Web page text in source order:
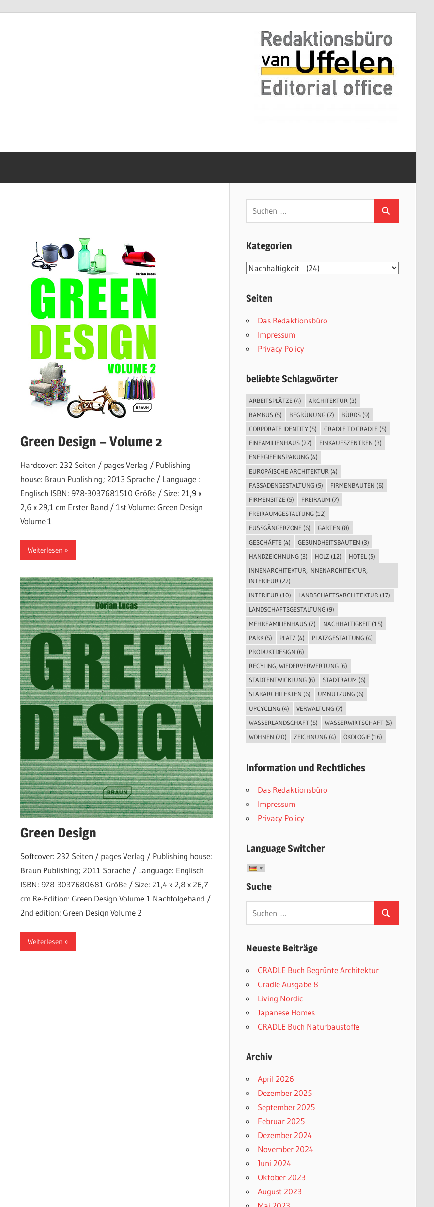
Green Design – Volume 2
Hardcover: 232 Seiten / pages Verlag / Publishing
house: Braun Publishing; 2013 Sprache / Language :
Englisch ISBN: 978-3037681510 Größe / Size: 21,9 x
2,6 x 29,1 cm Erster Band / 1st Volume: Green Design
Volume 1
Weiterlesen
Green Design
Softcover: 232 Seiten / pages Verlag / Publishing house:
Braun Publishing; 2011 Sprache / Language: Englisch
ISBN: 978-3037680681 Größe / Size: 21,4 x 2,8 x 26,7
cm Re-Edition: Green Design Volume 1 Nachfolgeband /
2nd edition: Green Design Volume 2
Weiterlesen
Suchen
nach:
Suchen
Kategorien
Kategorien
Seiten
Das Redaktionsbüro
Impressum
Privacy Policy
beliebte Schlagwörter
ARBEITSPLÄTZE (4) ARCHITEKTUR (3)
BAMBUS (5) BEGRÜNUNG (7) BÜROS (9)
CORPORATE IDENTITY (5) CRADLE TO CRADLE (5)
EINFAMILIENHAUS (27) EINKAUFSZENTREN (3)
ENERGIEEINSPARUNG (4)
EUROPÄISCHE ARCHITEKTUR (4)
FASSADENGESTALTUNG (5) FIRMENBAUTEN (6)
FIRMENSITZE (5) FREIRAUM (7)
FREIRAUMGESTALTUNG (12)
FUSSGÄNGERZONE
(6) GARTEN (8)
GESCHÄFTE (4) GESUNDHEITSBAUTEN (3)
HANDZEICHNUNG (3) HOLZ (12) HOTEL (5)
INNENARCHITEKTUR, INNENARCHITEKTUR,
INTERIEUR (22)
INTERIEUR (10) LANDSCHAFTSARCHITEKTUR (17)
LANDSCHAFTSGESTALTUNG (9)
MEHRFAMILIENHAUS (7) NACHHALTIGKEIT (15)
PARK (5) PLATZ (4) PLATZGESTALTUNG (4)
PRODUKTDESIGN (6)
RECYLING, WIEDERVERWERTUNG (6)
STADTENTWICKLUNG (6) STADTRAUM (6)
STARARCHITEKTEN (6) UMNUTZUNG (6)
UPCYCLING (4) VERWALTUNG (7)
WASSERLANDSCHAFT (5) WASSERWIRTSCHAFT (5)
WOHNEN (20) ZEICHNUNG (4) ÖKOLOGIE (16)
Information und Rechtliches
Das Redaktionsbüro
Impressum
Privacy Policy
Language Switcher
Suche
Suchen
nach:
Suchen
Neueste Beiträge
CRADLE Buch Begrünte Architektur
Cradle Ausgabe 8
Living Nordic
Japanese Homes
CRADLE Buch Naturbaustoffe
Archiv
April 2026
Dezember 2025
September 2025
Februar 2025
Dezember 2024
November 2024
Juni 2024
Oktober 2023
August 2023